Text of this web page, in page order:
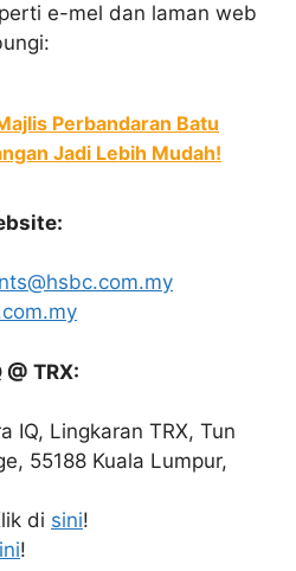
e-mel dan laman web
Perbandaran Batu
Jadi Lebih Mudah!
TRX:
IQ, Lingkaran TRX, Tun
55188 Kuala Lumpur,
di sini!
!